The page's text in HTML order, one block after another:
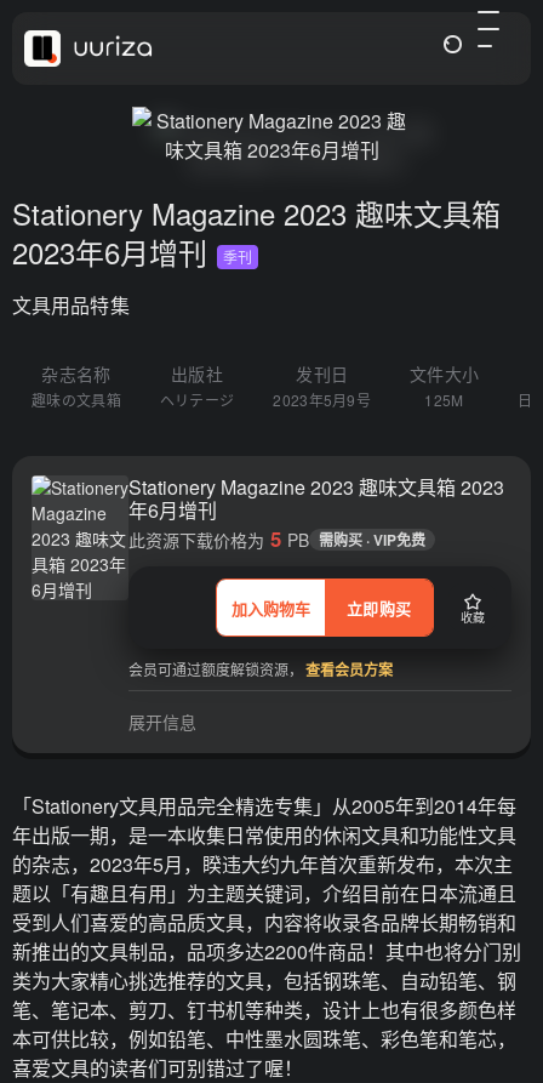
Stationery Magazine 2023 趣味文具箱
2023年6月增刊
季刊
文具用品特集
杂志名称
趣味の文具箱
出版社
ヘリテージ
发刊日
2023年5月9号
文件大小
125M 日
Stationery Magazine 2023 趣味文具箱 2023
年6月增刊
加入购物车 立即购买 收藏
此资源下载价格为 5 PB 需购买 · VIP免费
会员可通过额度解锁资源， 查看会员方案
展开信息
「Stationery文具用品完全精选专集」从2005年到2014年每
年出版一期，是一本收集日常使用的休闲文具和功能性文具
的杂志，2023年5月，睽违大约九年首次重新发布，本次主
题以「有趣且有用」为主题关键词，介绍目前在日本流通且
受到人们喜爱的高品质文具，内容将收录各品牌长期畅销和
新推出的文具制品，品项多达2200件商品！其中也将分门别
类为大家精心挑选推荐的文具，包括钢珠笔、自动铅笔、钢
笔、笔记本、剪刀、钉书机等种类，设计上也有很多颜色样
本可供比较，例如铅笔、中性墨水圆珠笔、彩色笔和笔芯，
喜爱文具的读者们可别错过了喔！